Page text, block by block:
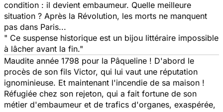
condition : il devient embaumeur. Quelle meilleure
situation ? Après la Révolution, les morts ne manquent
pas dans Paris...
" Ce suspense historique est un bijou littéraire impossible
à lâcher avant la fin."
Maudite année 1798 pour la Pâqueline ! D'abord le
procès de son fils Victor, qui lui vaut une réputation
ignominieuse. Et maintenant l'incendie de sa maison !
Réfugiée chez son rejeton, qui a fait fortune de son
métier d'embaumeur et de trafics d'organes, exaspérée,